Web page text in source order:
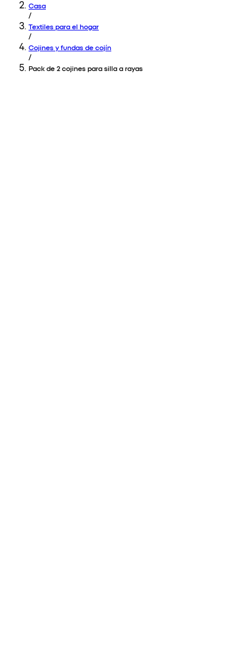
Casa
/
Textiles para el hogar
/
Cojines y fundas de cojín
/
Pack de 2 cojines para silla a rayas